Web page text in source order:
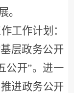
。
工作计划：
层政务公开
公开”。进一
进政务公开